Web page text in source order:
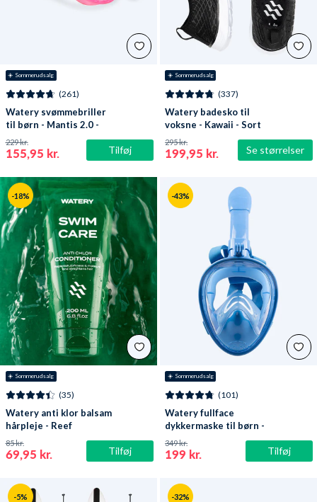
☀️ Sommerudsalg
Tilføj
(261)
Watery svømmebriller
til børn - Mantis 2.0 -
Atlantic Pink/klar
155,95 kr.
229 kr.
☀️ Sommerudsalg
Se størrelser
(337)
Watery badesko til
voksne - Kawaii - Sort
199,95 kr.
295 kr.
-18%
☀️ Sommerudsalg
Tilføj
(35)
Watery anti klor balsam
hårpleje - Reef
69,95 kr.
85 kr.
-43%
☀️ Sommerudsalg
Tilføj
(101)
Watery fullface
dykkermaske til børn -
Oxygen - Atlantic Blue
199 kr.
349 kr.
-5% -32%